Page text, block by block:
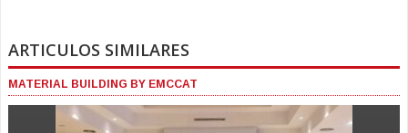
ARTICULOS SIMILARES
MATERIAL BUILDING BY EMCCAT